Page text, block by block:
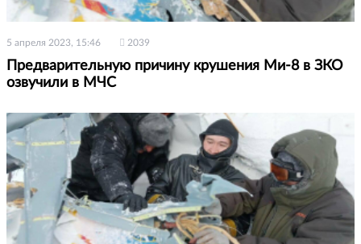
5 апреля 2023, 15:46 2039
Предварительную причину крушения Ми-8 в ЗКО
озвучили в МЧС